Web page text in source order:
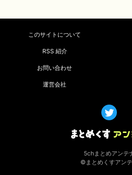
このサイトについて
RSS 紹介
お問い合わせ
運営会社
5chまとめアンテ
©まとめくすアン